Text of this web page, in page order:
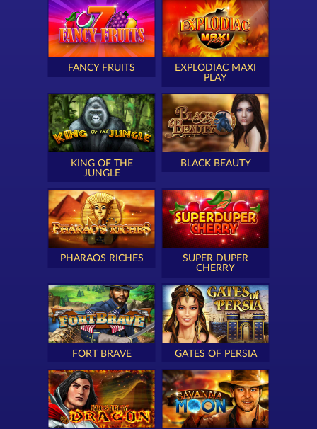
FANCY FRUITS
EXPLODIAC MAXI
PLAY
KING OF THE
JUNGLE
BLACK BEAUTY
PHARAOS RICHES
SUPER DUPER
CHERRY
FORT BRAVE GATES OF PERSIA